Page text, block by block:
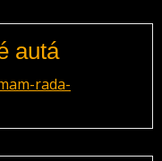
autá
rada-